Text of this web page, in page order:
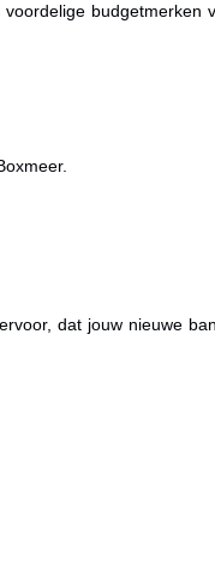
budgetmerken
dat jouw nieuwe